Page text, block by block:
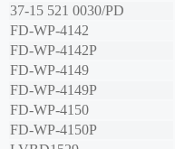
37-15 521 0030/PD
FD-WP-4142
FD-WP-4142P
FD-WP-4149
FD-WP-4149P
FD-WP-4150
FD-WP-4150P